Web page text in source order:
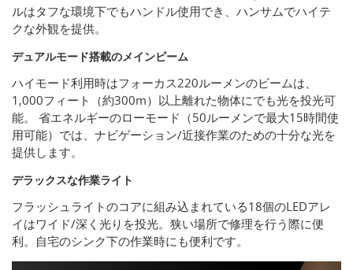
ルはタフな環境下でもハンドル使用でき、ハンサムでハイテ
クな外観を提供。
デュアルモード搭載のメインビーム
ハイモード利用時はフォーカス220ルーメンのビームは、
1,000フィート（約300m）以上離れた物体にでも光を投光可
能。 省エネルギーのローモード（50ルーメンで最大15時間使
用可能）では、ナビゲーション/近接作業のための十分な光を
提供します。
デラックスな作業ライト
フラッシュライトのコアに組み込まれている18個のLEDアレ
イはワイド/深く光りを投光。狭い場所で修理を行う際に便
利。自宅のシンク下の作業時にも便利です。